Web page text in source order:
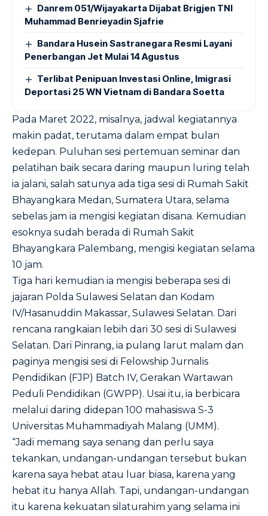
Danrem 051/Wijayakarta Dijabat Brigjen TNI
Muhammad Benrieyadin Sjafrie
Bandara Husein Sastranegara Resmi Layani
Penerbangan Jet Mulai 14 Agustus
Terlibat Penipuan Investasi Online, Imigrasi
Deportasi 25 WN Vietnam di Bandara Soetta
Pada Maret 2022, misalnya, jadwal kegiatannya
makin padat, terutama dalam empat bulan
kedepan. Puluhan sesi pertemuan seminar dan
pelatihan baik secara daring maupun luring telah
ia jalani, salah satunya ada tiga sesi di Rumah Sakit
Bhayangkara Medan, Sumatera Utara, selama
sebelas jam ia mengisi kegiatan disana. Kemudian
esoknya sudah berada di Rumah Sakit
Bhayangkara Palembang, mengisi kegiatan selama
10 jam.
Tiga hari kemudian ia mengisi beberapa sesi di
jajaran Polda Sulawesi Selatan dan Kodam
IV/Hasanuddin Makassar, Sulawesi Selatan. Dari
rencana rangkaian lebih dari 30 sesi di Sulawesi
Selatan. Dari Pinrang, ia pulang larut malam dan
paginya mengisi sesi di Felowship Jurnalis
Pendidikan (FJP) Batch IV, Gerakan Wartawan
Peduli Pendidikan (GWPP). Usai itu, ia berbicara
melalui daring didepan 100 mahasiswa S-3
Universitas Muhammadiyah Malang (UMM).
“Jadi memang saya senang dan perlu saya
tekankan, undangan-undangan tersebut bukan
karena saya hebat atau luar biasa, karena yang
hebat itu hanya Allah. Tapi, undangan-undangan
itu karena kekuatan silaturahim yang selama ini